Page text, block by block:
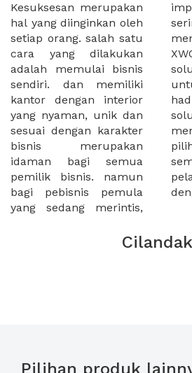
Kesuksesan merupakan
hal yang diinginkan oleh
setiap orang. salah satu
cara yang dilakukan
adalah memulai bisnis
sendiri. dan memiliki
kantor dengan interior
yang nyaman, unik dan
sesuai dengan karakter
bisnis merupakan
idaman bagi semua
pemilik bisnis. namun
bagi pebisnis pemula
yang sedang merintis,
impian tersebut
seringkali hanya
menjadi impian.
XWORK, dapat menjadi
solusi dan sahabat
untuk anda. XWORK
hadir untuk menjadi
solusi bagi kalian,
menawarkan banyak
pilihan kantor
sementara untuk para
pelaku industri kreatif
Cilandak
Pilihan produk